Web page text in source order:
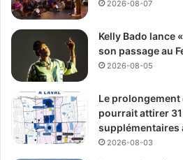
printemps.
Média
See Full Bio
2026-08-07
Kelly Bado lance
son passage au
2026-08-05
Le prolongement
pourrait attirer
supplémentaires
2026-08-03